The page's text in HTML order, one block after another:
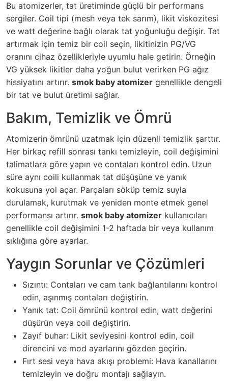
Bu atomizerler, tat üretiminde güçlü bir performans
sergiler. Coil tipi (mesh veya tek sarım), likit viskozitesi
ve watt değerine bağlı olarak tat yoğunluğu değişir. Tat
artırmak için temiz bir coil seçin, likitinizin PG/VG
oranını cihaz özellikleriyle uyumlu hale getirin. Örneğin
VG yüksek likitler daha yoğun bulut verirken PG ağız
hissiyatını artırır. smok baby atomizer genellikle dengeli
bir tat ve bulut üretimi sağlar.
Bakım, Temizlik ve Ömrü
Atomizerin ömrünü uzatmak için düzenli temizlik şarttır.
Her birkaç refill sonrası tankı temizleyin, coil değişimini
talimatlara göre yapın ve contaları kontrol edin. Uzun
süre aynı coili kullanmak tat düşüşüne ve yanık
kokusuna yol açar. Parçaları söküp temiz suyla
durulamak, kurutmak ve yeniden monte etmek genel
performansı artırır. smok baby atomizer kullanıcıları
genellikle coil değişimini 1-2 haftada bir veya kullanım
sıklığına göre ayarlar.
Yaygın Sorunlar ve Çözümleri
Sızıntı: Contaları ve cam tank bağlantılarını kontrol
edin, aşınmış contaları değiştirin.
Yanık tat: Coil ömrünü kontrol edin, watt değerini
düşürün veya coil değiştirin.
Zayıf buhar: Likit seviyesini kontrol edin, coil
direncini ve mod ayarlarını gözden geçirin.
Fırt sesi veya hava akışı problemi: Hava kanallarını
temizleyin ve doğru montajı sağlayın.